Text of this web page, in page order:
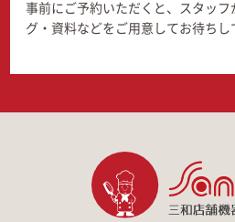
事前にご予約いただくと、スタッフ
グ・資料などをご用意してお待ちし